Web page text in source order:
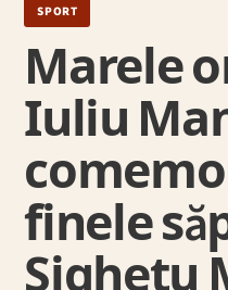
SPORT
Marele
Iuliu
finele